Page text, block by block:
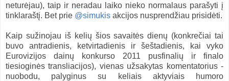
neturėjau), taip ir neradau laiko nieko normalaus parašyti į
tinklaraštį. Bet prie @simukis akcijos nusprendžiau prisidėti.
Kaip sužinojau iš kelių šios savaitės dienų (konkrečiai tai
buvo antradienis, ketvirtadienis ir šeštadienis, kai vyko
Eurovizijos dainų konkurso 2011 pusfinalių ir finalo
tiesioginės transliacijos), vienas užsakytas komentatorius -
nuobodu, palyginus su keliais aktyviais humoro